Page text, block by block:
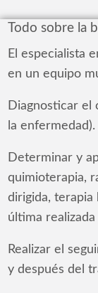
Todo sobre la
El especialista
en un equipo
Diagnosticar el
la enfermedad).
Determinar y
quimioterapia,
dirigida, terapia
última
Realizar el
y después del